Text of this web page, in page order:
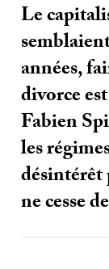
Le
années,
divorce
Fabien
les
ne cesse